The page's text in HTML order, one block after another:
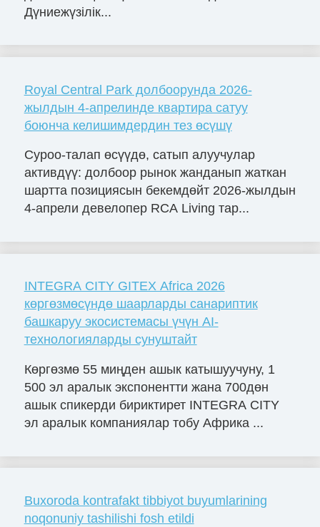
Дүниежүзілік...
Royal Central Park долбоорунда 2026-
жылдын 4-апрелинде квартира сатуу
боюнча келишимдердин тез өсүшү
Суроо-талап өсүүдө, сатып алуучулар
активдүү: долбоор рынок жанданып жаткан
шартта позициясын бекемдөйт 2026-жылдын
4-апрели девелопер RCA Living тар...
INTEGRA CITY GITEX Africa 2026
көргөзмөсүндө шаарларды санариптик
башкаруу экосистемасы үчүн AI-
технологияларды сунуштайт
Көргөзмө 55 миңден ашык катышуучуну, 1
500 эл аралык экспонентти жана 700дөн
ашык спикерди бириктирет INTEGRA CITY
эл аралык компаниялар тобу Африка ...
Buxoroda kontrafakt tibbiyot buyumlarining
noqonuniy tashilishi fosh etildi